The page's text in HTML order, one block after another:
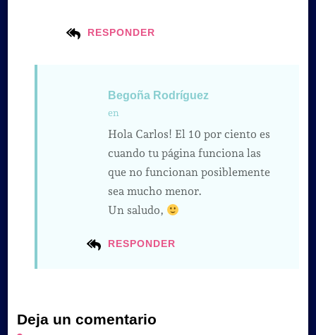
RESPONDER
Begoña Rodríguez
en
RESPONDER
Hola Carlos! El 10 por ciento es
cuando tu página funciona las
que no funcionan posiblemente
sea mucho menor.
Un saludo,
Deja un comentario